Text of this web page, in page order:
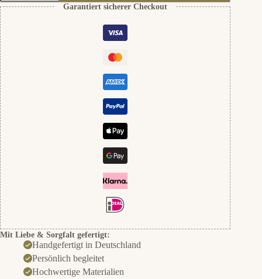
aus
925er
Silber
Menge
Garantiert sicherer Checkout
Mit Liebe & Sorgfalt gefertigt:
Handgefertigt in Deutschland
Persönlich begleitet
Hochwertige Materialien